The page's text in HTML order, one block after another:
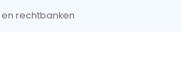
rechtbanken